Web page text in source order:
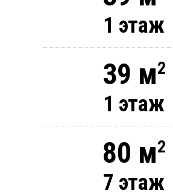
1 этаж
39 м2
1 этаж
80 м2
7 этаж